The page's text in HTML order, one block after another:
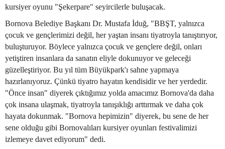
kursiyer oyunu "Şekerpare" seyircilerle buluşacak.
Bornova Belediye Başkanı Dr. Mustafa İduğ, "BBŞT, yalnızca
çocuk ve gençlerimizi değil, her yaştan insanı tiyatroyla tanıştırıyor,
buluşturuyor. Böylece yalnızca çocuk ve gençlere değil, onları
yetiştiren insanlara da sanatın eliyle dokunuyor ve geleceği
güzelleştiriyor. Bu yıl tüm Büyükpark'ı sahne yapmaya
hazırlanıyoruz. Çünkü tiyatro hayatın kendisidir ve her yerdedir.
"Önce insan" diyerek çıktığımız yolda amacımız Bornova'da daha
çok insana ulaşmak, tiyatroyla tanışıklığı arttırmak ve daha çok
hayata dokunmak. "Bornova hepimizin" diyerek, bu sene de her
sene olduğu gibi Bornovalıları kursiyer oyunları festivalimizi
izlemeye davet ediyorum" dedi.